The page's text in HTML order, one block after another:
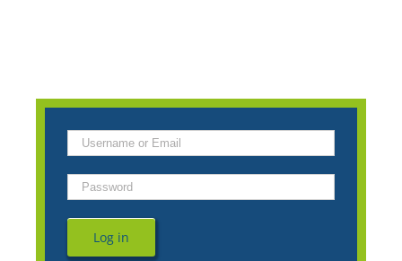
Log in